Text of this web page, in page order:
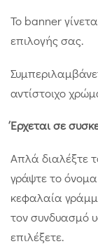
Το banner
επιλογής σας.
αντίστοιχο
Έρχεται σε
Απλά διαλέξτε
γράψτε το όνομα
κεφαλαία
τον συνδυασμό
επιλέξετε.